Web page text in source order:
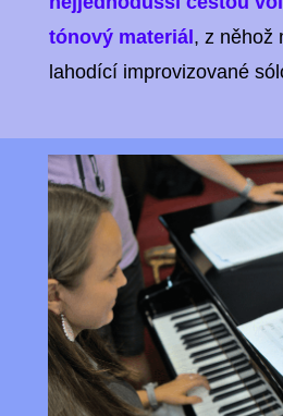
tónový materiál, z něhož
lahodící improvizované